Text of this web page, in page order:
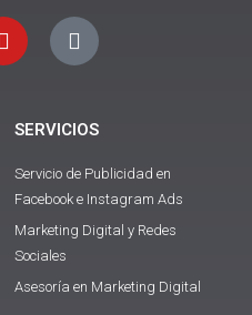
o
u
t
e
i
k
t
SERVICIOS
Servicio de Publicidad en
Facebook e Instagram Ads
Marketing Digital y Redes
Sociales
Asesoría en Marketing Digital